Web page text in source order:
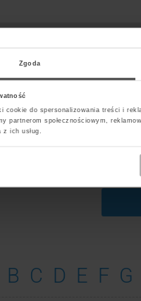
Zgoda
cookie do spersonalizowania treści i
partnerom społecznościowym,
ich usług.
DPD
Wybierz kuriera
B C D E F G